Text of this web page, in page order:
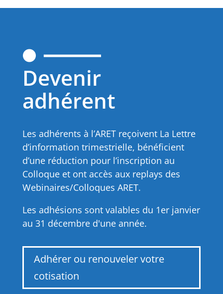
Devenir
adhérent
Les adhérents à l’ARET reçoivent La Lettre
d’information trimestrielle, bénéficient
d’une réduction pour l’inscription au
Colloque et ont accès aux replays des
Webinaires/Colloques ARET.
Les adhésions sont valables du 1er janvier
au 31 décembre d'une année.
Adhérer ou renouveler votre
cotisation